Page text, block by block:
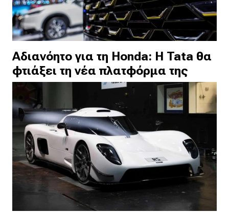
Αδιανόητο για τη Honda: Η Tata θα
φτιάξει τη νέα πλατφόρμα της